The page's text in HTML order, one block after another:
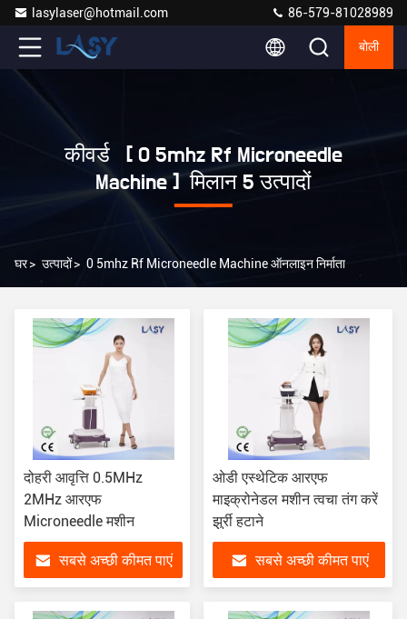
lasylaser@hotmail.com 86-579-81028989
बोली
कीवर्ड [ 0 5mhz Rf Microneedle
Machine ] मिलान 5 उत्पादों
घर> उत्पादों> 0 5mhz Rf Microneedle Machine ऑनलाइन निर्माता
दोहरी आवृत्ति 0.5MHz
2MHz आरएफ
Microneedle मशीन
सबसे अच्छी कीमत पाएं
ओडी एस्थेटिक आरएफ
माइक्रोनेडल मशीन त्वचा तंग करें
झुर्री हटाने
सबसे अच्छी कीमत पाएं